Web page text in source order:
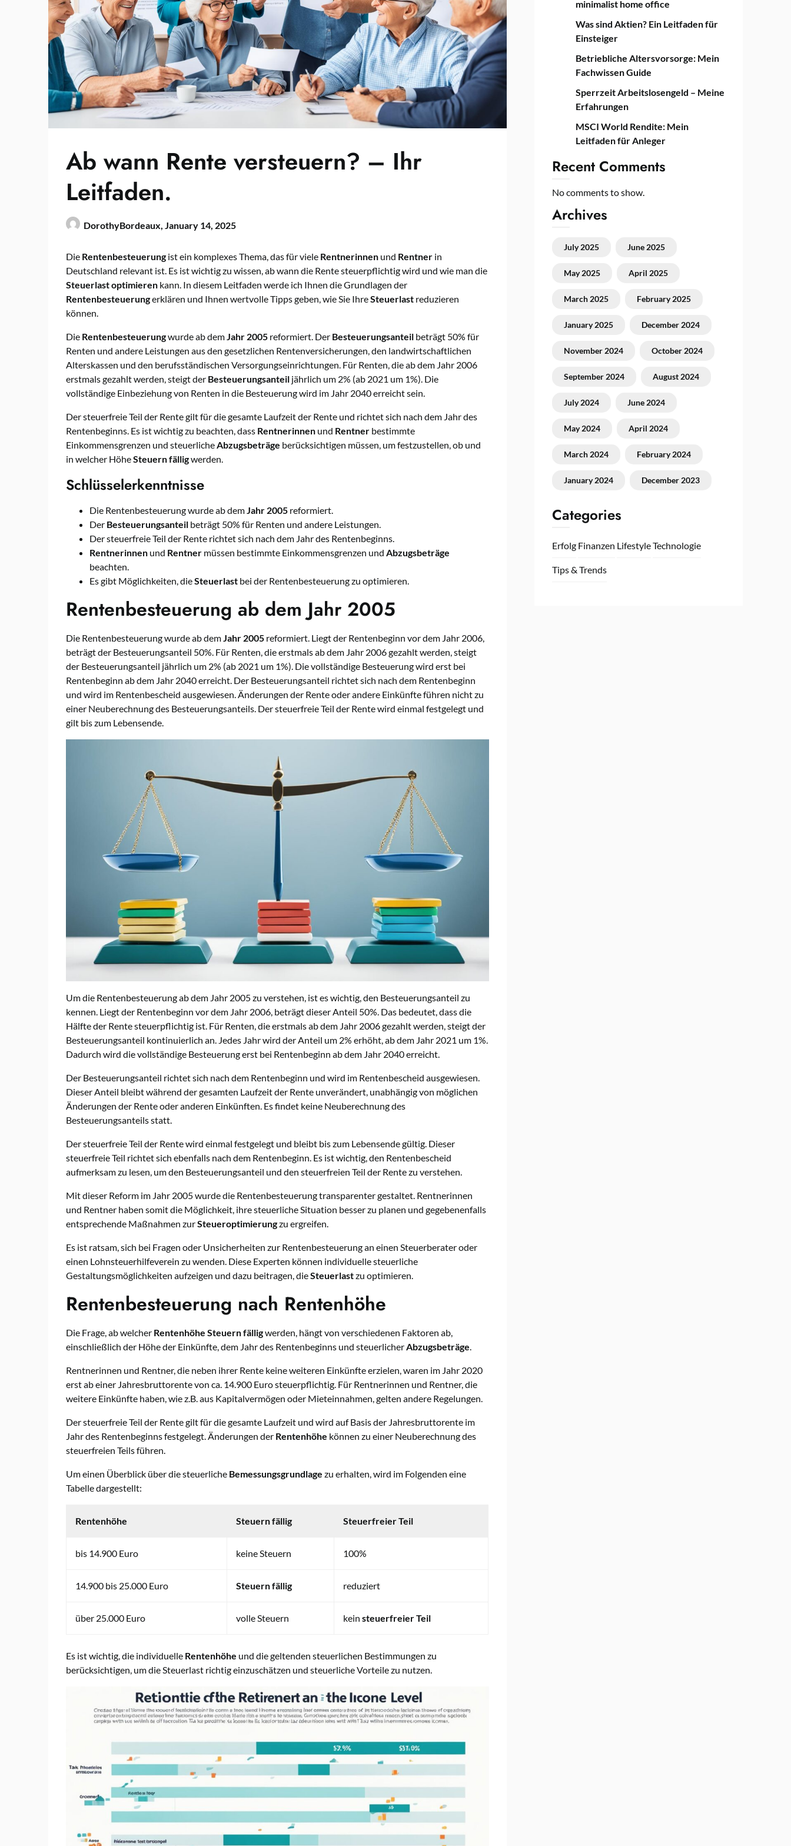
Ab wann Rente versteuern? – Ihr
Leitfaden.
DorothyBordeaux, January 14, 2025
Die Rentenbesteuerung ist ein komplexes Thema, das für viele Rentnerinnen und Rentner in
Deutschland relevant ist. Es ist wichtig zu wissen, ab wann die Rente steuerpflichtig wird und wie man die
Steuerlast optimieren kann. In diesem Leitfaden werde ich Ihnen die Grundlagen der
Rentenbesteuerungerklären und Ihnen wertvolle Tipps geben, wie Sie IhreSteuerlast reduzieren
können.
Die Rentenbesteuerungwurde ab demJahr 2005 reformiert. Der Besteuerungsanteil beträgt 50% für
Renten und andere Leistungen aus den gesetzlichen Rentenversicherungen, den landwirtschaftlichen
Alterskassen und den berufsständischen Versorgungseinrichtungen. Für Renten, die ab dem Jahr 2006
erstmals gezahlt werden, steigt der Besteuerungsanteil jährlich um 2% (ab 2021 um 1%). Die
vollständige Einbeziehung von Renten in die Besteuerung wird im Jahr 2040 erreicht sein.
Der steuerfreie Teil der Rente gilt für die gesamte Laufzeit der Rente und richtet sich nach dem Jahr des
Rentenbeginns. Es ist wichtig zu beachten, dass Rentnerinnen und Rentner bestimmte
Einkommensgrenzen und steuerlicheAbzugsbeträge berücksichtigen müssen, um festzustellen, ob und
in welcher HöheSteuern fälligwerden.
Schlüsselerkenntnisse
Die Rentenbesteuerung wurde ab demJahr 2005 reformiert.
Der Besteuerungsanteil beträgt 50% für Renten und andere Leistungen.
Der steuerfreie Teil der Rente richtet sich nach dem Jahr des Rentenbeginns.
Rentnerinnen und Rentner müssen bestimmte Einkommensgrenzen und Abzugsbeträge
beachten.
Es gibt Möglichkeiten, dieSteuerlast bei der Rentenbesteuerung zu optimieren.
Rentenbesteuerung ab dem Jahr 2005
Die Rentenbesteuerung wurde ab demJahr 2005 reformiert. Liegt der Rentenbeginn vor dem Jahr 2006,
beträgt der Besteuerungsanteil 50%. Für Renten, die erstmals ab dem Jahr 2006 gezahlt werden, steigt
der Besteuerungsanteil jährlich um 2% (ab 2021 um 1%). Die vollständige Besteuerung wird erst bei
Rentenbeginn ab dem Jahr 2040 erreicht. Der Besteuerungsanteil richtet sich nach dem Rentenbeginn
und wird im Rentenbescheid ausgewiesen. Änderungen der Rente oder andere Einkünfte führen nicht zu
einer Neuberechnung des Besteuerungsanteils. Der steuerfreie Teil der Rente wird einmal festgelegt und
gilt bis zum Lebensende.
Um die Rentenbesteuerung ab dem Jahr 2005 zu verstehen, ist es wichtig, den Besteuerungsanteil zu
kennen. Liegt der Rentenbeginn vor dem Jahr 2006, beträgt dieser Anteil 50%. Das bedeutet, dass die
Hälfte der Rente steuerpflichtig ist. Für Renten, die erstmals ab dem Jahr 2006 gezahlt werden, steigt der
Besteuerungsanteil kontinuierlich an. Jedes Jahr wird der Anteil um 2% erhöht, ab dem Jahr 2021 um 1%.
Dadurch wird die vollständige Besteuerung erst bei Rentenbeginn ab dem Jahr 2040 erreicht.
Der Besteuerungsanteil richtet sich nach dem Rentenbeginn und wird im Rentenbescheid ausgewiesen.
Dieser Anteil bleibt während der gesamten Laufzeit der Rente unverändert, unabhängig von möglichen
Änderungen der Rente oder anderen Einkünften. Es findet keine Neuberechnung des
Besteuerungsanteils statt.
Der steuerfreie Teil der Rente wird einmal festgelegt und bleibt bis zum Lebensende gültig. Dieser
steuerfreie Teil richtet sich ebenfalls nach dem Rentenbeginn. Es ist wichtig, den Rentenbescheid
aufmerksam zu lesen, um den Besteuerungsanteil und den steuerfreien Teil der Rente zu verstehen.
Mit dieser Reform im Jahr 2005 wurde die Rentenbesteuerung transparenter gestaltet. Rentnerinnen
und Rentner haben somit die Möglichkeit, ihre steuerliche Situation besser zu planen und gegebenenfalls
entsprechende Maßnahmen zurSteueroptimierungzu ergreifen.
Es ist ratsam, sich bei Fragen oder Unsicherheiten zur Rentenbesteuerung an einen Steuerberater oder
einen Lohnsteuerhilfeverein zu wenden. Diese Experten können individuelle steuerliche
Gestaltungsmöglichkeiten aufzeigen und dazu beitragen, dieSteuerlastzu optimieren.
Rentenbesteuerung nach Rentenhöhe
Die Frage, ab welcher Rentenhöhe Steuern fälligwerden, hängt von verschiedenen Faktoren ab,
einschließlich der Höhe der Einkünfte, dem Jahr des Rentenbeginns und steuerlicher Abzugsbeträge
Rentnerinnen und Rentner, die neben ihrer Rente keine weiteren Einkünfte erzielen, waren im Jahr 2020
erst ab einer Jahresbruttorente von ca. 14.900 Euro steuerpflichtig. Für Rentnerinnen und Rentner, die
weitere Einkünfte haben, wie z.B. aus Kapitalvermögen oder Mieteinnahmen, gelten andere Regelungen.
Der steuerfreie Teil der Rente gilt für die gesamte Laufzeit und wird auf Basis der Jahresbruttorente im
Jahr des Rentenbeginns festgelegt. Änderungen der Rentenhöhe können zu einer Neuberechnung des
steuerfreien Teils führen.
Um einen Überblick über die steuerliche Bemessungsgrundlage zu erhalten, wird im Folgenden eine
Tabelle dargestellt:
Rentenhöhe Steuern fällig Steuerfreier Teil
bis 14.900 Euro keine Steuern 100%
14.900 bis 25.000 Euro Steuern fällig reduziert
über 25.000 Euro volle Steuern kein steuerfreier Teil
Es ist wichtig, die individuelle Rentenhöhe und die geltenden steuerlichen Bestimmungen zu
berücksichtigen, um die Steuerlast richtig einzuschätzen und steuerliche Vorteile zu nutzen.
minimalist home office
Was sind Aktien? Ein Leitfaden für
Einsteiger
Betriebliche Altersvorsorge: Mein
Fachwissen Guide
Sperrzeit Arbeitslosengeld – Meine
Erfahrungen
MSCI World Rendite: Mein
Leitfaden für Anleger
Recent Comments
No comments to show.
Archives
July 2025 June 2025
May 2025 April 2025
March 2025 February 2025
January 2025 December 2024
November 2024 October 2024
September 2024 August 2024
July 2024 June 2024
May 2024 April 2024
March 2024 February 2024
January 2024 December 2023
Categories
Erfolg Finanzen LifestyleTechnologie
Tips & Trends